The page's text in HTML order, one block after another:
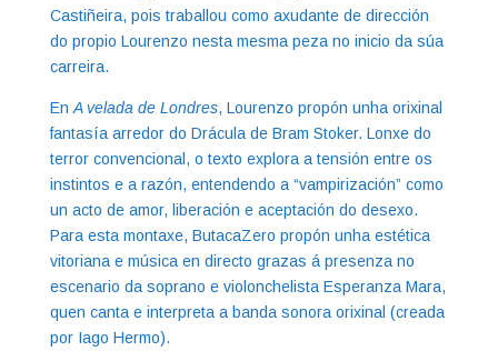
Castiñeira, pois traballou como axudante de dirección
do propio Lourenzo nesta mesma peza no inicio da súa
carreira.
En A velada de Londres, Lourenzo propón unha orixinal
fantasía arredor do Drácula de Bram Stoker. Lonxe do
terror convencional, o texto explora a tensión entre os
instintos e a razón, entendendo a “vampirización” como
un acto de amor, liberación e aceptación do desexo.
Para esta montaxe, ButacaZero propón unha estética
vitoriana e música en directo grazas á presenza no
escenario da soprano e violonchelista Esperanza Mara,
quen canta e interpreta a banda sonora orixinal (creada
por Iago Hermo).